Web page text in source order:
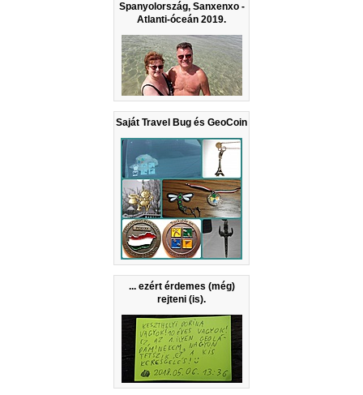
Spanyolország, Sanxenxo -
Atlanti-óceán 2019.
Saját Travel Bug és GeoCoin
... ezért érdemes (még)
rejteni (is).